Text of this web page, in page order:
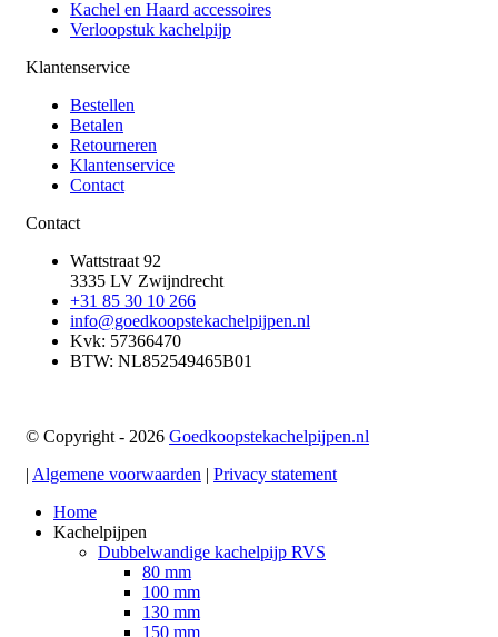
Kachel en Haard accessoires
Verloopstuk kachelpijp
Klantenservice
Bestellen
Betalen
Retourneren
Klantenservice
Contact
Contact
Wattstraat 92
3335 LV Zwijndrecht
+31 85 30 10 266
info@goedkoopstekachelpijpen.nl
Kvk: 57366470
BTW: NL852549465B01
© Copyright - 2026 Goedkoopstekachelpijpen.nl
| Algemene voorwaarden | Privacy statement
Home
Kachelpijpen
Dubbelwandige kachelpijp RVS
80 mm
100 mm
130 mm
150 mm